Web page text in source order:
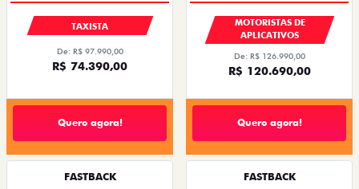
TAXISTA
De: R$ 97.990,00
R$ 74.390,00
Quero agora!
MOTORISTAS DE
APLICATIVOS
De: R$ 126.990,00
R$ 120.690,00
Quero agora!
FASTBACK FASTBACK